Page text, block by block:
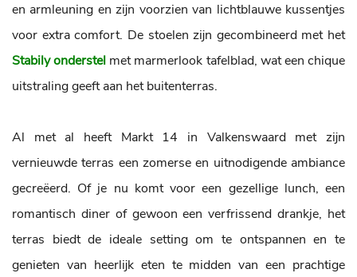
en armleuning en zijn voorzien van lichtblauwe kussentjes
voor extra comfort. De stoelen zijn gecombineerd met het
Stabily onderstel met marmerlook tafelblad, wat een chique
uitstraling geeft aan het buitenterras.
Al met al heeft Markt 14 in Valkenswaard met zijn
vernieuwde terras een zomerse en uitnodigende ambiance
gecreëerd. Of je nu komt voor een gezellige lunch, een
romantisch diner of gewoon een verfrissend drankje, het
terras biedt de ideale setting om te ontspannen en te
genieten van heerlijk eten te midden van een prachtige